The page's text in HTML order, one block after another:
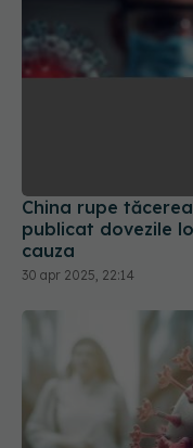
China rupe
publicat dovezile
cauza
30 apr 2025, 22:14